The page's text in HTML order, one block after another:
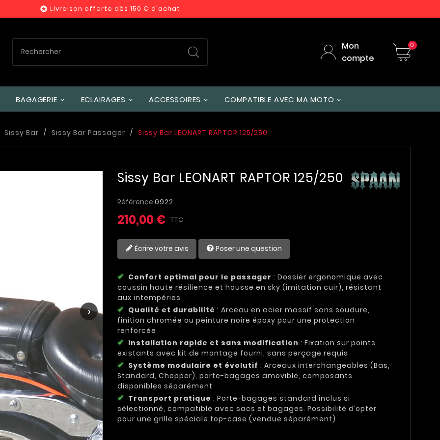
 Livraison offerte dès 150 € d'achat
Mon
compte
0
BAGAGERIE ECLAIRAGES ACCESSOIRES COMPATIBLE AVEC MA MOTO
Sissy Bar Sissy Bar Passager Sissy Bar LEONART RAPTOR 125/250
›
Sissy Bar LEONART RAPTOR 125/250
Référence 0922
210,00 € TTC
Écrire votre avis Poser une question
Confort optimal pour le passager : Dossier ergonomique avec
coussin haute résilience et housse en sky (imitation cuir), résistant
aux intempéries
Qualité et durabilité : Arceau en acier massif sans soudure,
finition chromée ou peinture noire époxy pour une protection
renforcée
Installation rapide et sans modification : Fixation sur points
existants avec kit de montage fourni, sans perçage requis
Système modulaire et évolutif : Arceaux interchangeables (Bas,
Standard, Chopper), porte-bagages amovible, composants
disponibles séparément
Transport pratique : Porte-bagages standard inclus si
sélectionné, compatible avec sacs et bagages. Possibilité d’opter
pour une grille spéciale top-case (vendue séparément)